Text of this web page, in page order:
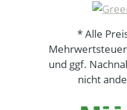
* Alle
und ggf.
nicht